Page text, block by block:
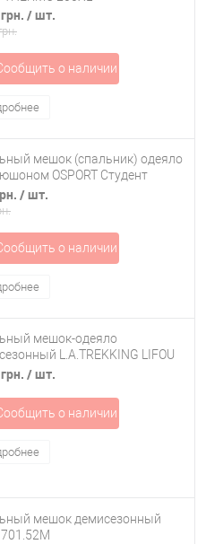
/ шт.
о наличии
мешок (спальник) одеяло
OSPORT Студент
(FI-0021)
/ шт.
о наличии
мешок-одеяло
L.A.TREKKING LIFOU
см (82267)
/ шт.
о наличии
мешок демисезонный